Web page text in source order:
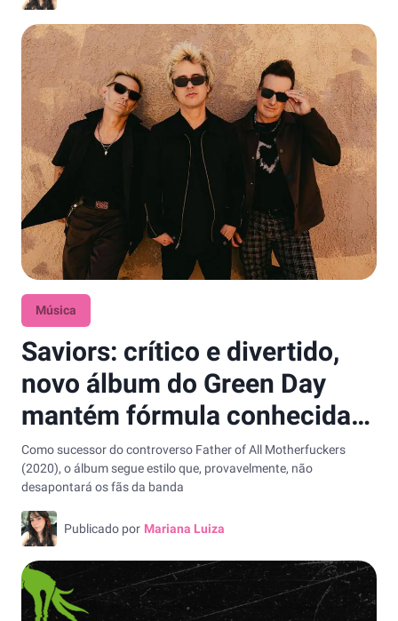
Música
Saviors: crítico e divertido,
novo álbum do Green Day
mantém fórmula conhecida
pelo público
Como sucessor do controverso Father of All Motherfuckers
(2020), o álbum segue estilo que, provavelmente, não
desapontará os fãs da banda
Publicado por Mariana Luiza